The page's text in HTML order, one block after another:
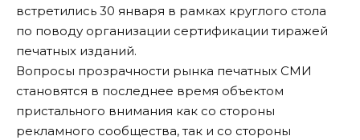
встретились 30 января в рамках круглого стола
по поводу организации сертификации тиражей
печатных изданий.
Вопросы прозрачности рынка печатных СМИ
становятся в последнее время объектом
пристального внимания как со стороны
рекламного сообщества, так и со стороны